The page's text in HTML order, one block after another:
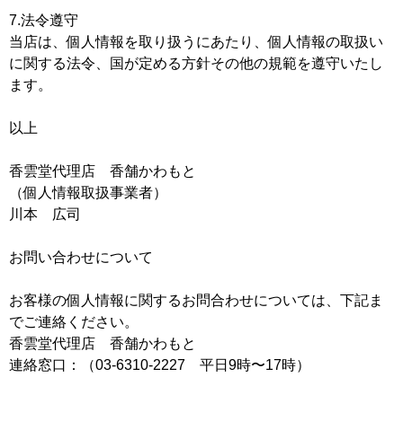
7.法令遵守
当店は、個人情報を取り扱うにあたり、個人情報の取扱い
に関する法令、国が定める方針その他の規範を遵守いたし
ます。
以上
香雲堂代理店 香舗かわもと
（個人情報取扱事業者）
川本 広司
お問い合わせについて
お客様の個人情報に関するお問合わせについては、下記ま
でご連絡ください。
香雲堂代理店 香舗かわもと
連絡窓口：（03-6310-2227 平日9時〜17時）